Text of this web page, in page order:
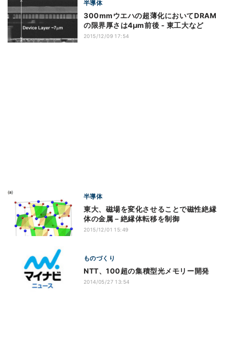
半導体
300mmウエハの超薄化においてDRAM
の限界厚さは4µm前後 - 東工大など
2015/12/09 17:54
半導体
東大、磁場を変化させることで磁性絶縁
体の金属－絶縁体転移を制御
2015/12/01 15:49
ものづくり
NTT、100超の集積型光メモリー開発
2014/05/27 13:54